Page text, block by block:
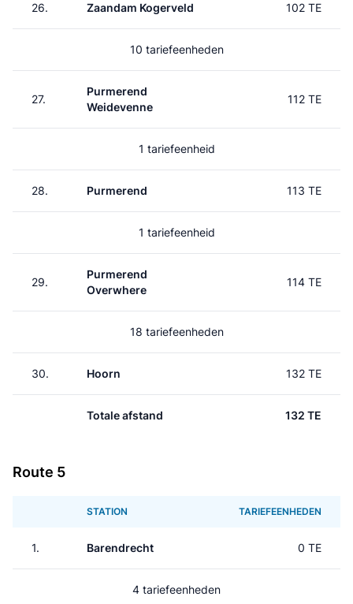
26. Zaandam Kogerveld 102 TE
10 tariefeenheden
27.
Purmerend
Weidevenne
112 TE
1 tariefeenheid
28. Purmerend 113 TE
1 tariefeenheid
29.
Purmerend
Overwhere
114 TE
18 tariefeenheden
30. Hoorn 132 TE
Totale afstand 132 TE
Route 5
STATION TARIEFEENHEDEN
1. Barendrecht 0 TE
4 tariefeenheden